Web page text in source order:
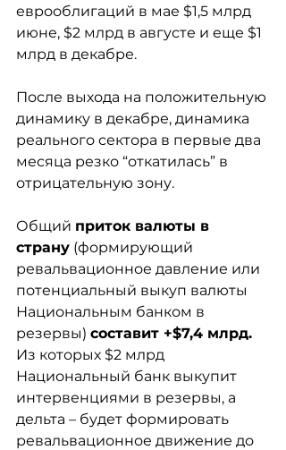
еврооблигаций в мае $1,5 млрд
июне, $2 млрд в августе и еще $1
млрд в декабре.
После выхода на положительную
динамику в декабре, динамика
реального сектора в первые два
месяца резко “откатилась” в
отрицательную зону.
Общий приток валюты в
страну (формирующий
ревальвационное давление или
потенциальный выкуп валюты
Национальным банком в
резервы) составит +$7,4 млрд.
Из которых $2 млрд
Национальный банк выкупит
интервенциями в резервы, а
дельта – будет формировать
ревальвационное движение до